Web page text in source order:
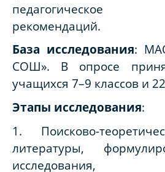
педагогическое
рекомендаций.
База исследования:
СОШ». В опросе
учащихся 7–9 классов и
Этапы исследования:
1. Поисково-
литературы,
исследования,